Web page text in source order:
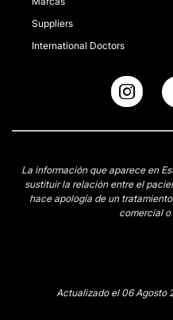
Suppliers
International Doctors
La información que aparece en
sustituir la relación entre el
hace apología de un
comercial
Actualizado el 06 Agosto